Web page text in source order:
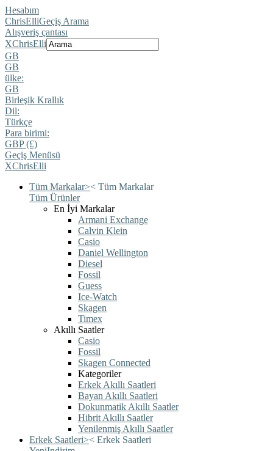
Hesabım
ChrisElliGeçiş Arama
Alışveriş çantası
XChrisElli
GB
GB
ülke:
GB
Birleşik Krallık
Dil:
Türkçe
Para birimi:
GBP (£)
Geçiş Menüsü
XChrisElli
Tüm Markalar>< Tüm Markalar
Tüm Ürünler
En İyi Markalar
Armani Exchange
Calvin Klein
Casio
Daniel Wellington
Diesel
Fossil
Guess
Ice-Watch
Skagen
Timex
Akıllı Saatler
Casio
Fossil
Skagen Connected
Kategoriler
Erkek Akıllı Saatleri
Bayan Akıllı Saatleri
Dokunmatik Akıllı Saatler
Hibrit Akıllı Saatler
Yenilenmiş Akıllı Saatler
Erkek Saatleri>< Erkek Saatleri